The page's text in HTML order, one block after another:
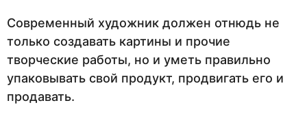
д
а
з
а
д
Современный художник должен отнюдь не
только создавать картины и прочие
творческие работы, но и уметь правильно
упаковывать свой продукт, продвигать его и
продавать.